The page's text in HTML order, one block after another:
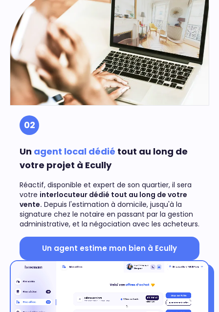
02
Un agent local dédié tout au long de
votre projet à Ecully
Réactif, disponible et expert de son quartier, il sera
votre interlocuteur dédié tout au long de votre
vente. Depuis l'estimation à domicile, jusqu'à la
signature chez le notaire en passant par la gestion
administrative, et la négociation avec les acheteurs.
Un agent estime mon bien à Ecully